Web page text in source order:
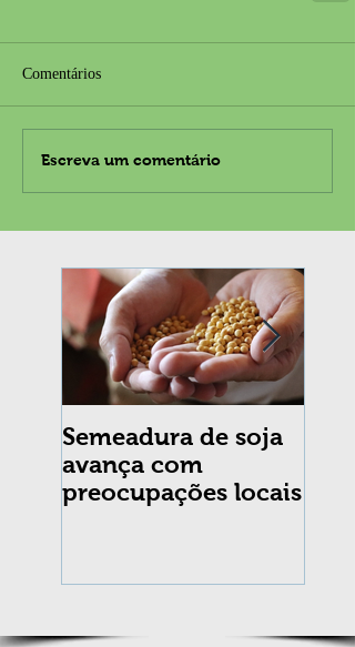
Semeadura de soja
avança com
preocupações locais
Comentários
Escreva um comentário